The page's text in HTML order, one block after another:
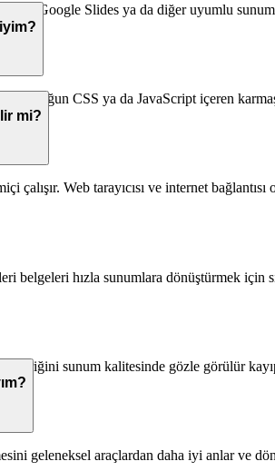
Google Slides ya da diğer uyumlu
Yoğun CSS ya da JavaScript içeren
mi?
Web tarayıcısı ve internet
belgeleri hızla sunumlara dönüştürmek
sunum kalitesinde gözle görülür
geleneksel araçlardan daha iyi anlar ve